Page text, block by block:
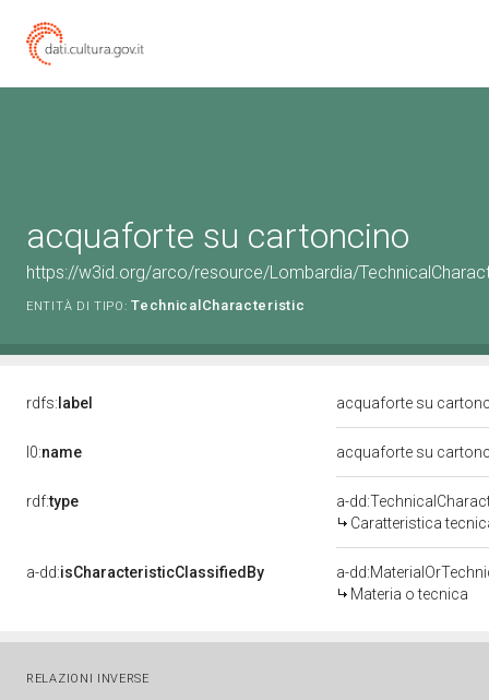
acquaforte su cartoncino
https://w3id.org/arco/resource/Lombardia/
ENTITÀ DI TIPO: TechnicalCharacteristic
rdfs: label acquaforte su
l0:name acquaforte su
rdf:type
a-
Caratteristica
a-dd:isCharacteristicClassifiedBy
a-
Materia o tecnica
RELAZIONI INVERSE